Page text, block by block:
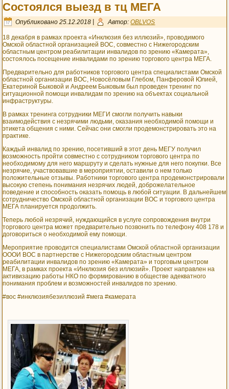
Состоялся выезд в тц МЕГА
Опубликовано 25.12.2018 Автор: OBLVOS
18 декабря в рамках проекта «Инклюзия без иллюзий», проводимого
Омской областной организацией ВОС, совместно с Нижегородским
областным центром реабилитации инвалидов по зрению «Камерата»,
состоялось посещение инвалидами по зрению торгового центра МЕГА.
Предварительно для работников торгового центра специалистами Омской
областной организации ВОС, Новосёловым Глебом, Панферовой Юлией,
Екатериной Быковой и Андреем Быковым был проведен тренинг по
ситуационной помощи инвалидам по зрению на объектах социальной
инфраструктуры.
В рамках тренинга сотрудники МЕГИ смогли получить навыки
взаимодействия с незрячими людьми, оказания необходимой помощи и
этикета общения с ними. Сейчас они смогли продемонстрировать это на
практике.
Каждый инвалид по зрению, посетивший в этот день МЕГУ получил
возможность пройти совместно с сотрудником торгового центра по
необходимому для него маршруту и сделать нужные для него покупки. Все
незрячие, участвовавшие в мероприятии, оставили о нем только
положительные отзывы. Работники торгового центра продемонстрировали
высокую степень понимания незрячих людей, доброжелательное
поведение и способность оказать помощь в любой ситуации. В дальнейшем
сотрудничество Омской областной организации ВОС и торгового центра
МЕГА планируется продолжить.
Теперь любой незрячий, нуждающийся в услуге сопровождения внутри
торгового центра может предварительно позвонить по телефону 408 178 и
договориться о необходимой ему помощи.
Мероприятие проводится специалистами Омской областной организации
ОООИ ВОС в партнерстве с Нижегородским областным центром
реабилитации инвалидов по зрению «Камерата» и торговым центром
МЕГА, в рамках проекта «Инклюзия без иллюзий». Проект направлен на
активизацию работы НКО по формированию в обществе адекватного
понимания проблем и возможностей инвалидов по зрению.
#вос #инклюзиябезиллюзий #мега #камерата